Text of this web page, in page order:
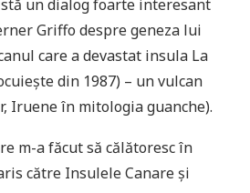
un dialog foarte interesant
Griffo despre geneza lui
care a devastat insula La
din 1987) – un vulcan
Iruene în mitologia guanche).
m-a făcut să călătoresc în
către Insulele Canare și